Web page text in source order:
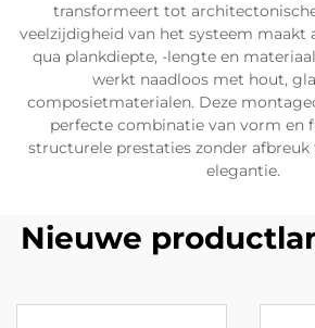
transformeert tot
veelzijdigheid van het systeem maakt
qua plankdiepte, -lengte en
werkt naadloos met hout,
composietmaterialen. Deze
perfecte combinatie van vorm en
structurele prestaties zonder afbreuk
elegantie.
Nieuwe